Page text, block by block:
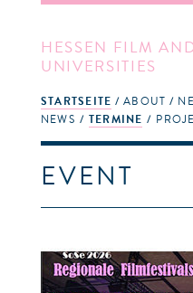
HESSEN FILM
UNIVERSITIES
STARTSEITE
NEWS
TERMINE
ABOUT
EVENT